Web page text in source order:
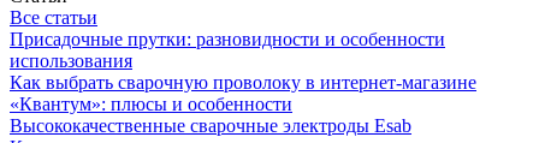
Все статьи
Присадочные прутки: разновидности и особенности
использования
Как выбрать сварочную проволоку в интернет-магазине
«Квантум»: плюсы и особенности
Высококачественные сварочные электроды Esab